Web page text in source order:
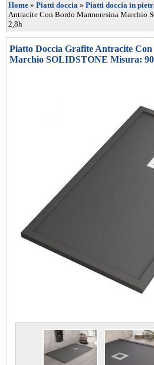
Home » Piatti doccia » Piatti doccia in
Antracite Con Bordo Marmoresina Marchio
2,8h
Piatto Doccia Grafite Antracite
Marchio SOLIDSTONE Misura: